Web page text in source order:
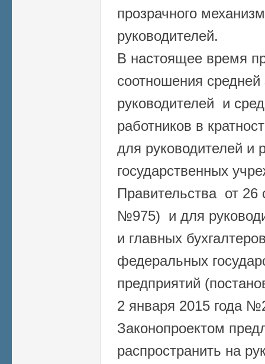
прозрачного
руководителей.
В настоящее время
соотношения
руководителей и
работников в
для руководителей и
государственных
Правительства от 26
№975) и для
и главных
федеральных
предприятий
2 января 2015 года
Законопроектом
распространить на